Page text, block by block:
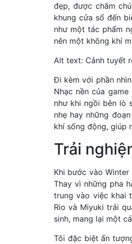
đẹp, được chăm
khung cửa sổ đến
như một tác phẩm
nên một không khí
Alt text: Cảnh tuyết
Đi kèm với phần
Nhạc nền của
như khi ngồi bên lò
nhẹ hay những
khí sống động, giúp
Trải
Khi bước vào
Thay vì những pha
trung vào việc khai
Rio và Miyuki trải
sinh, mang lại một
Tôi đặc biệt ấn